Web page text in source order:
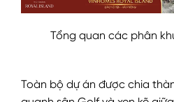
Tổng quan các phân
Toàn bộ dự án được chia